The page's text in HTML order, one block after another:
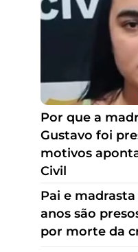
Pai e
anos são
por morte da
Por que a
Gustavo foi
motivos
Civil